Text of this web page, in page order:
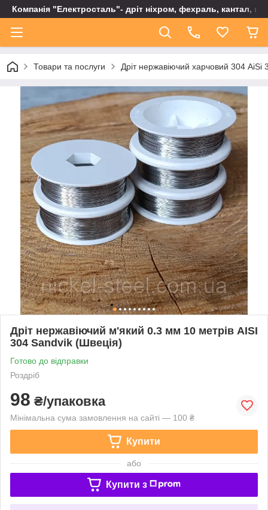
Компанія "Електросталь"- дріт ніхром, фехраль, кантал,
Товари та послуги Дріт нержавіючий харчовий 304 AiSi
Дріт нержавіючий м'який 0.3 мм 10 метрів AISI
304 Sandvik (Швеція)
Готово до відправки
Роздріб
98 ₴/упаковка
Мінімальна сума замовлення на сайті — 100 ₴
Купити
або
Купити з